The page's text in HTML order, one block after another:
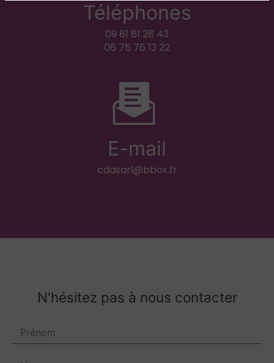
Téléphones
09 81 81 28 43
06 75 76 13 22
E-mail
cdasarl@bbox.fr
N'hésitez pas à nous contacter